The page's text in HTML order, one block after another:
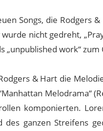
Songs, die Rodgers
nicht gedreht,
„unpublished work“
& Hart die
Melodrama“
komponierten.
ganzen Streifens